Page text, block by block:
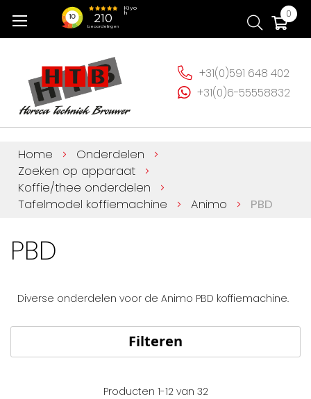
naar
0
+31(0)591 648 402
+31(0)6-55558832
Home
Onderdelen
Zoeken op apparaat
Koffie/thee onderdelen
Tafelmodel koffiemachine
Animo PBD
PBD
Diverse onderdelen voor de Animo PBD koffiemachine.
Filteren
Producten 1-12van 32